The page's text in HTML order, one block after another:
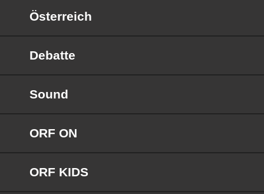
Österreich
Debatte
Sound
ORF ON
ORF KIDS